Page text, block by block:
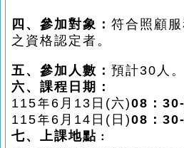
四、參加對象： 符合照顧
之資格認定者。
五、參加人數： 預計30 人。
六、課程日期：
115年6 月13 日 (六)08 ：
115年6 月14 日 ( 日 )08 ：
七、上課地點 ：